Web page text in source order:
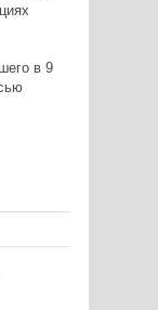
в 9